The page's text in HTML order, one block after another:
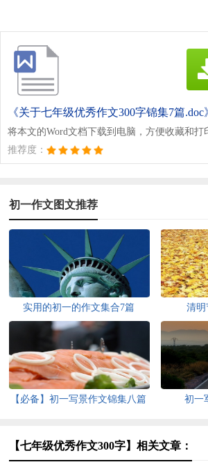
《关于七年级优秀作文300字锦集7篇.doc
将本文的Word文档下载到电脑，方便收藏和打
推荐度：
初一作文图文推荐
实用的初一的作文集合7篇 清明
【必备】初一写景作文锦集八篇 初一
【七年级优秀作文300字】相关文章：